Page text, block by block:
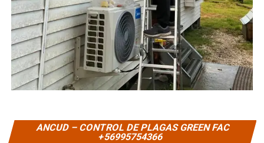
ANCUD – CONTROL DE PLAGAS GREEN FAC
+56995754366